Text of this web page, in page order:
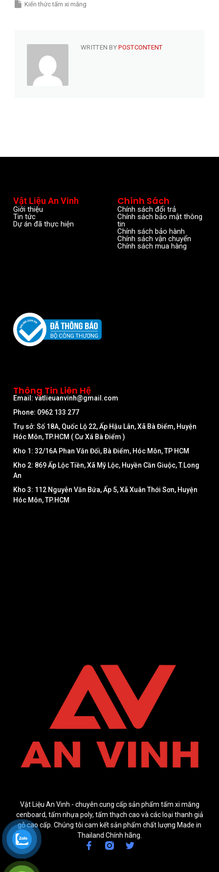
Kiến thức tấm xi măng
WRITTEN BYPOSTCONTENT
Vật Liệu An Vinh - chuyên cung cấp sản phẩm tấm xi măng
cenboard, tấm nhựa poly, tấm thạch cao và các loại thanh giả
gỗ cao cấp. Chúng tôi cam kết sản phẩm chất lượng Made in
Thailand Chính hãng.
Vật Liệu An Vinh
Giới thiệu
Tin tức
Dự án đã thực hiện
Chính Sách
Chính sách đổi trả
Chính sách bảo mật thông
tin
Chính sách bảo hành
Chính sách vận chuyển
Chính sách mua hàng
Thông Tin Liên Hệ
Email: vatlieuanvinh@gmail.com
Phone: 0962 133 277
Trụ sở: Số 18A, Quốc Lộ 22, Ấp Hậu Lân, Xã Bà Điểm, Huyện
Hóc Môn, TP.HCM ( Cư Xá Bà Điểm )
Kho 1: 32/16A Phan Văn Đối, Bà Điểm, Hóc Môn, TP HCM
Kho 2: 869 Ấp Lộc Tiền, Xã Mỹ Lộc, Huyền Cần Giuộc, T.Long
An
Kho 3: 112 Nguyễn Văn Bứa, Ấp 5, Xã Xuân Thới Sơn, Huyện
Hóc Môn, TP.HCM